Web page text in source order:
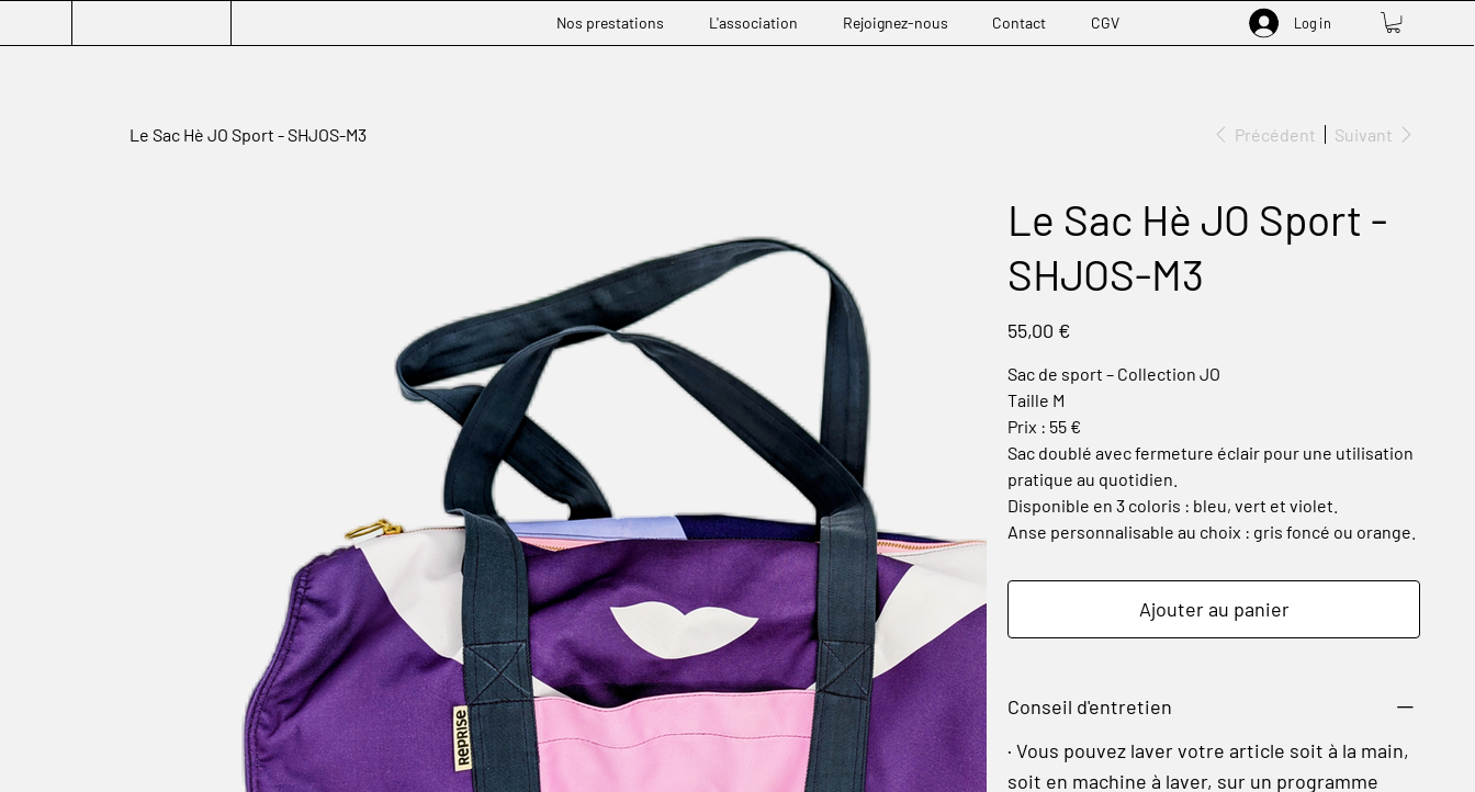
Log in
Nos prestations L'association Rejoignez-nous Contact CGV
Le Sac Hè JO Sport - SHJOS-M3 Précédent Suivant
Le Sac Hè JO Sport -
SHJOS-M3
55,00 €
Sac de sport – Collection JO
Taille M
Prix : 55 €
Sac doublé avec fermeture éclair pour une utilisation
pratique au quotidien.
Disponible en 3 coloris : bleu, vert et violet.
Anse personnalisable au choix : gris foncé ou orange.
Ajouter au panier
Conseil d'entretien
· Vous pouvez laver votre article soit à la main,
soit en machine à laver, sur un programme